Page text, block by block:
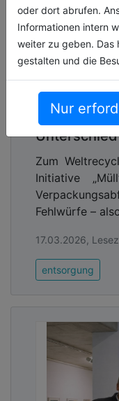
oder dort abrufen.
Informationen intern
weiter zu geben. Das
gestalten und die
Nur
Unterschied
Zum
Initiative
Fehlwürfe –
17.03.2026,
entsorgung